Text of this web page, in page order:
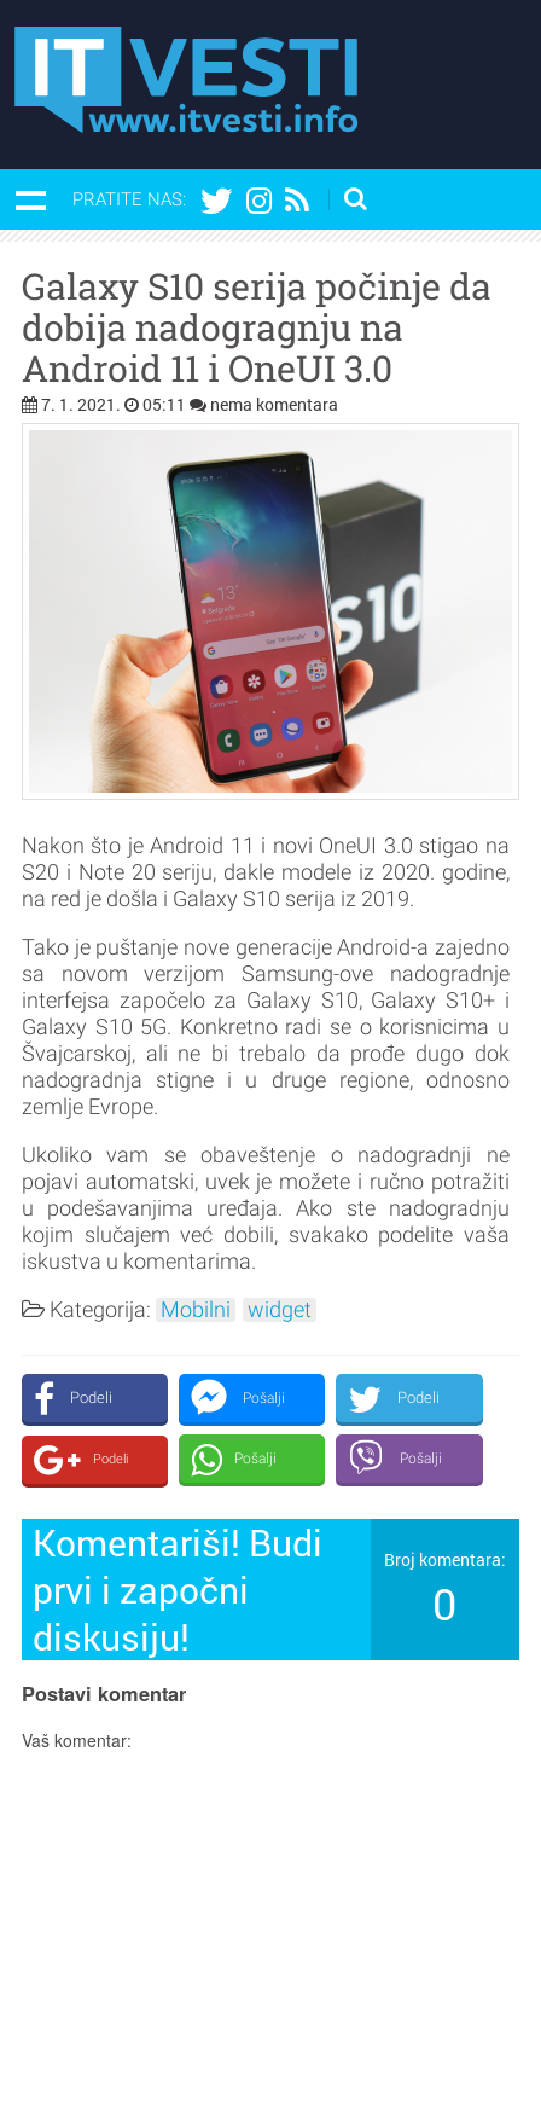
PRATITE NAS:
Galaxy S10 serija počinje da
dobija nadogragnju na
Android 11 i OneUI 3.0
7. 1. 2021. 05:11 nema komentara
Nakon što je Android 11 i novi OneUI 3.0 stigao na
S20 i Note 20 seriju, dakle modele iz 2020. godine,
na red je došla i Galaxy S10 serija iz 2019.
Tako je puštanje nove generacije Android-a zajedno
sa novom verzijom Samsung-ove nadogradnje
interfejsa započelo za Galaxy S10, Galaxy S10+ i
Galaxy S10 5G. Konkretno radi se o korisnicima u
Švajcarskoj, ali ne bi trebalo da prođe dugo dok
nadogradnja stigne i u druge regione, odnosno
zemlje Evrope.
Ukoliko vam se obaveštenje o nadogradnji ne
pojavi automatski, uvek je možete i ručno potražiti
u podešavanjima uređaja. Ako ste nadogradnju
kojim slučajem već dobili, svakako podelite vaša
iskustva u komentarima.
Kategorija: Mobilni widget
Podeli Pošalji Podeli
Podeli Pošalji Pošalji
Komentariši! Budi
prvi i započni
diskusiju!
Broj komentara:
0
Postavi komentar
Vaš komentar: